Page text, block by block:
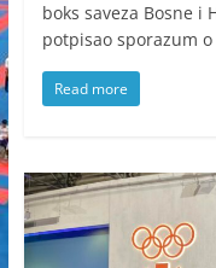
boks saveza Bosne i
potpisao sporazum o
Read more